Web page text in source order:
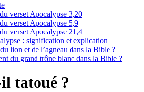
verset Apocalypse 3,20
verset Apocalypse 5,9
verset Apocalypse 21,4
: signification et explication
lion et de l’agneau dans la Bible ?
du grand trône blanc dans la Bible ?
tatoué ?